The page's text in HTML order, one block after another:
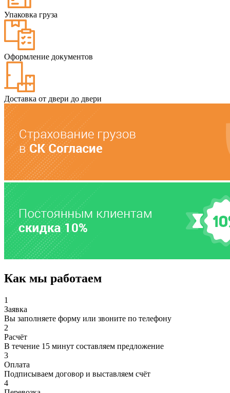
Упаковка груза
Оформление документов
Доставка от двери до двери
Как мы работаем
1
Заявка
Вы заполняете форму или звоните по телефону
2
Расчёт
В течение 15 минут составляем предложение
3
Оплата
Подписываем договор и выставляем счёт
4